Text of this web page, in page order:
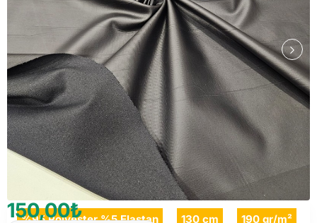
%95 Polyester %5 Elastan 130 cm 190 gr/m²
150,00₺